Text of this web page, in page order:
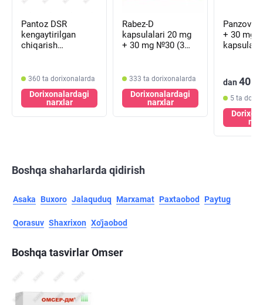
Pantoz DSR
kengaytirilgan
chiqarish
blister х 10
kapsula)
360 ta dorixonalarda
Dorixonalardagi
narxlar
Rabez-D
kapsulalari 20 mg
+ 30 mg №30 (3
333 ta dorixonalarda
Dorixonalardagi
narxlar
Panzovi-
+ 30 mg
dan 40
5 ta
Boshqa shaharlarda qidirish
Asaka Buxoro Jalaquduq Marxamat Paxtaobod Paytug
Qorasuv Shaxrixon Xo'jaobod
Boshqa tasvirlar Omser